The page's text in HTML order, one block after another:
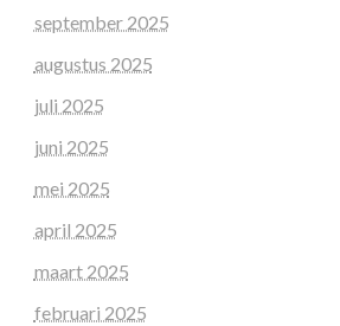
september 2025
augustus 2025
juli 2025
juni 2025
mei 2025
april 2025
maart 2025
februari 2025